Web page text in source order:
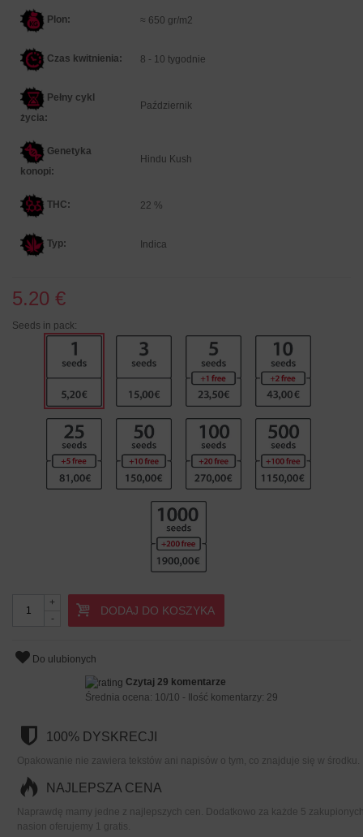
Plon: ≈ 650 gr/m2
Czas kwitnienia: 8 - 10 tygodnie
Pełny cykl
życia:
Październik
Genetyka
konopi:
Hindu Kush
THC: 22 %
Typ: Indica
5.20 €
Seeds in pack:
-
+
DODAJ DO KOSZYKA
Do ulubionych
Czytaj 29 komentarze
Średnia ocena: 10/10 - Ilość komentarzy: 29
100% DYSKRECJI
Opakowanie nie zawiera tekstów ani napisów o tym, co znajduje się w środku.
NAJLEPSZA CENA
Naprawdę mamy jedne z najlepszych cen. Dodatkowo za każde 5
nasion oferujemy 1 gratis.